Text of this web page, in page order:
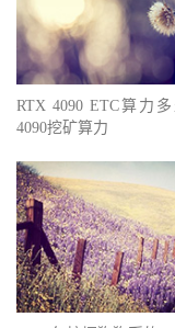
RTX 4090 ETC算力
4090挖矿算力